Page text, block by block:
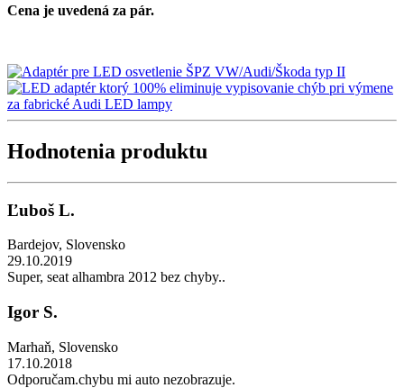
Cena je uvedená za pár.
Hodnotenia produktu
Ľuboš L.
Bardejov, Slovensko
29.10.2019
Super, seat alhambra 2012 bez chyby..
Igor S.
Marhaň, Slovensko
17.10.2018
Odporučam.chybu mi auto nezobrazuje.